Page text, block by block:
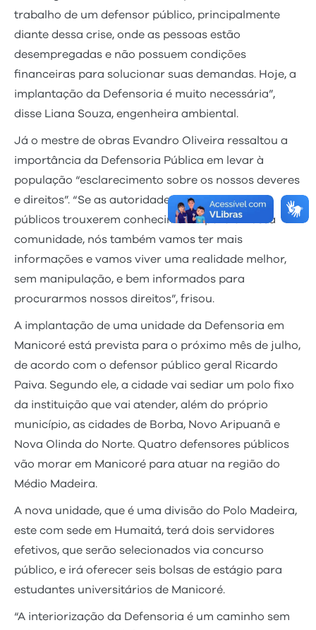
trabalho de um defensor público, principalmente
diante dessa crise, onde as pessoas estão
desempregadas e não possuem condições
financeiras para solucionar suas demandas. Hoje, a
implantação da Defensoria é muito necessária”,
disse Liana Souza, engenheira ambiental.
Já o mestre de obras Evandro Oliveira ressaltou a
importância da Defensoria Pública em levar à
população “esclarecimento sobre os nossos deveres
e direitos”. “Se as autoridades e outros órgãos
públicos trouxerem conhecimento para a nossa
comunidade, nós também vamos ter mais
informações e vamos viver uma realidade melhor,
sem manipulação, e bem informados para
procurarmos nossos direitos”, frisou.
A implantação de uma unidade da Defensoria em
Manicoré está prevista para o próximo mês de julho,
de acordo com o defensor público geral Ricardo
Paiva. Segundo ele, a cidade vai sediar um polo fixo
da instituição que vai atender, além do próprio
município, as cidades de Borba, Novo Aripuanã e
Nova Olinda do Norte. Quatro defensores públicos
vão morar em Manicoré para atuar na região do
Médio Madeira.
A nova unidade, que é uma divisão do Polo Madeira,
este com sede em Humaitá, terá dois servidores
efetivos, que serão selecionados via concurso
público, e irá oferecer seis bolsas de estágio para
estudantes universitários de Manicoré.
“A interiorização da Defensoria é um caminho sem